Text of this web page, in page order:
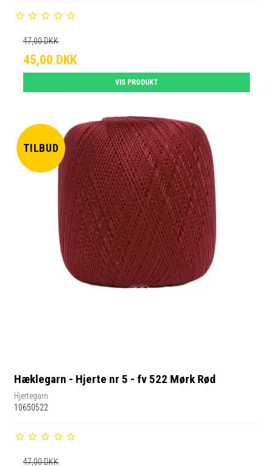
47,00 DKK
45,00 DKK
VIS PRODUKT
TILBUD
Hæklegarn - Hjerte nr 5 - fv 522 Mørk Rød
Hjertegarn
10650522
47,00 DKK